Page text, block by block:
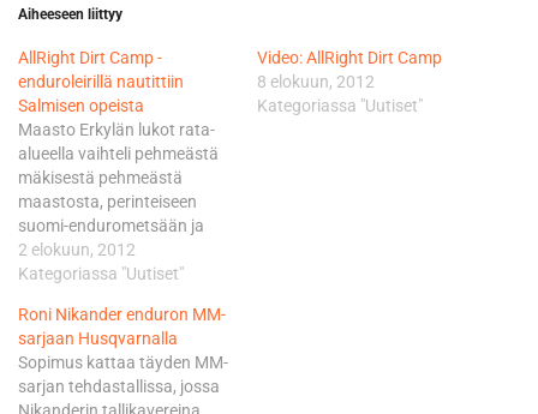
Aiheeseen liittyy
AllRight Dirt Camp -
enduroleirillä nautittiin
Salmisen opeista
Maasto Erkylän lukot rata-
alueella vaihteli pehmeästä
mäkisestä pehmeästä
maastosta, perinteiseen
suomi-endurometsään ja
jopa extremetesti-henkiseen
kivikkoon, mikä tarjosikin
ajorasteille. Alueella saattoi
aistia myös historian lehtien
havinaa, sillä eräällä rastilla
ajettiin osittain Hyvinkään
2 elokuun, 2012
Kategoriassa "Uutiset"
Video: AllRight Dirt Camp
8 elokuun, 2012
Kategoriassa "Uutiset"
Roni Nikander enduron MM-
sarjaan Husqvarnalla
Sopimus kattaa täyden MM-
sarjan tehdastallissa, jossa